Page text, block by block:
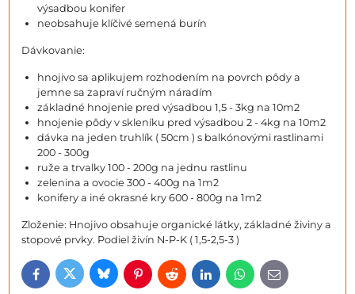
výsadbou konifer
neobsahuje klíčivé semená burín
Dávkovanie:
hnojivo sa aplikujem rozhodením na povrch pôdy a
jemne sa zapraví ručným náradím
základné hnojenie pred výsadbou 1,5 - 3kg na 10m2
hnojenie pôdy v skleníku pred výsadbou 2 - 4kg na 10m2
dávka na jeden truhlík ( 50cm ) s balkónovými rastlinami
200 - 300g
ruže a trvalky 100 - 200g na jednu rastlinu
zelenina a ovocie 300 - 400g na 1m2
konifery a iné okrasné kry 600 - 800g na 1m2
Zloženie: Hnojivo obsahuje organické látky, základné živiny a
stopové prvky. Podiel živín N-P-K ( 1,5-2,5-3 )
FacebookTwitterBlueskyPinterestRedditLinkedInWhatsApp
E-
mail